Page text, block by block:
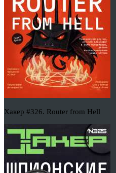
Хакер #326. Router from Hell